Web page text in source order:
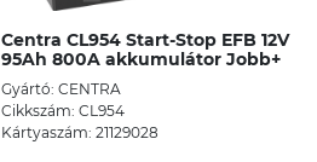
Centra CL954 Start-Stop EFB 12V
95Ah 800A akkumulátor Jobb+
Gyártó: CENTRA
Cikkszám: CL954
Kártyaszám: 21129028